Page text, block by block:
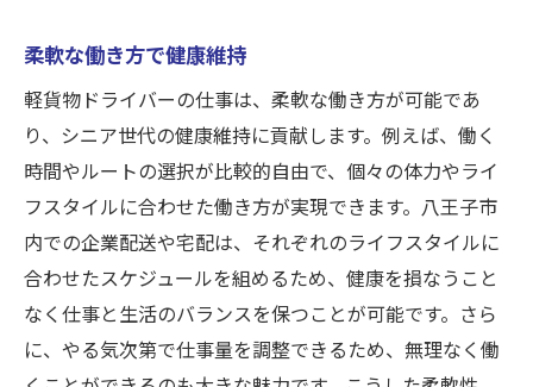
柔軟な働き方で健康維持
軽貨物ドライバーの仕事は、柔軟な働き方が可能であ
り、シニア世代の健康維持に貢献します。例えば、働く
時間やルートの選択が比較的自由で、個々の体力やライ
フスタイルに合わせた働き方が実現できます。八王子市
内での企業配送や宅配は、それぞれのライフスタイルに
合わせたスケジュールを組めるため、健康を損なうこと
なく仕事と生活のバランスを保つことが可能です。さら
に、やる気次第で仕事量を調整できるため、無理なく働